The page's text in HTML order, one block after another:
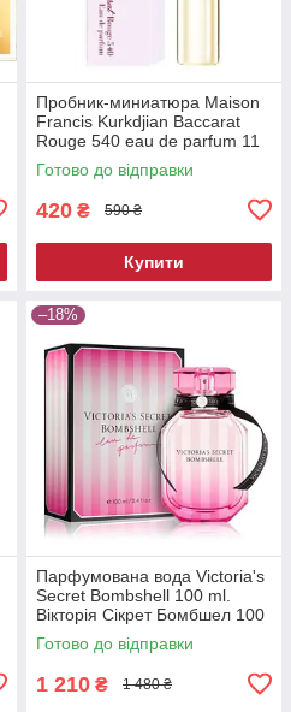
Пробник-миниатюра Maison
Francis Kurkdjian Baccarat
Rouge 540 eau de parfum 11
ml.
Готово до відправки
420 ₴ 590 ₴
Купити
–18%
Парфумована вода Victoria's
Secret Bombshell 100 ml.
Вікторія Сікрет Бомбшел 100
мл.
Готово до відправки
1 210 ₴ 1 480 ₴